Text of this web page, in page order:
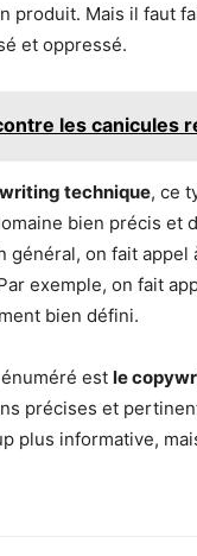
produit. Mais il faut
et oppressé.
les canicules
technique, ce
bien précis
général, on fait
exemple, on fait
bien défini.
est le
précises et
plus informative,